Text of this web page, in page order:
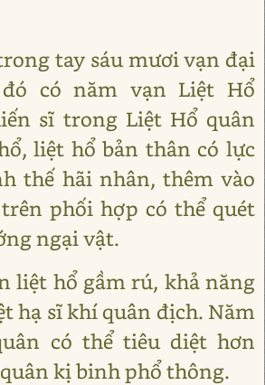
tay sáu mươi vạn đại
có năm vạn Liệt Hổ
sĩ trong Liệt Hổ quân
liệt hổ bản thân có lực
thế hãi nhân, thêm vào
phối hợp có thể quét
ngại vật.
liệt hổ gầm rú, khả năng
hạ sĩ khí quân địch. Năm
có thể tiêu diệt hơn
kị binh phổ thông.